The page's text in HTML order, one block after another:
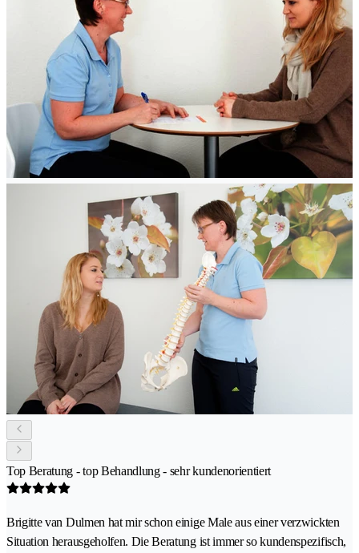
Top Beratung - top Behandlung - sehr kundenorientiert
Brigitte van Dulmen hat mir schon einige Male aus einer verzwickten
Situation herausgeholfen. Die Beratung ist immer so kundenspezifisch,